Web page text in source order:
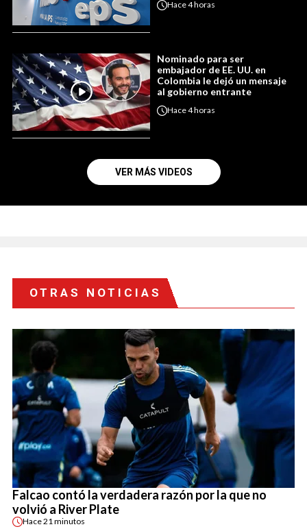
Hace4 horas
Nominado para ser
embajador de EE. UU. en
Colombia le dejó un mensaje
al gobierno entrante
Hace4 horas
VER MÁS VIDEOS
OTRAS NOTICIAS
Falcao contó la verdadera razón por la que no
volvió a River Plate
Hace21 minutos